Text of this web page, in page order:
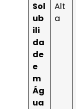
Sol
ub
ili
da
de
e
m
Ág
ua
Alt
a